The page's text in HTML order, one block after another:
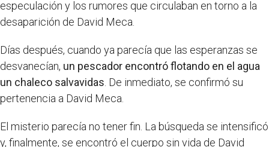
especulación y los rumores que circulaban en torno a la
desaparición de David Meca.
Días después, cuando ya parecía que las esperanzas se
desvanecían, un pescador encontró flotando en el agua
un chaleco salvavidas. De inmediato, se confirmó su
pertenencia a David Meca.
El misterio parecía no tener fin. La búsqueda se intensificó
y, finalmente, se encontró el cuerpo sin vida de David